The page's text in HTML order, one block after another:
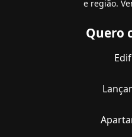
e região.
Quero